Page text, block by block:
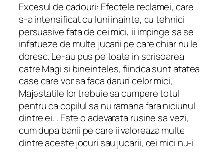
Excesul de cadouri: Efectele reclamei, care
s-a intensificat cu luni inainte, cu tehnici
persuasive fata de cei mici, ii impinge sa se
infatueze de multe jucarii pe care chiar nu le
doresc. Le-au pus pe toate in scrisoarea
catre Magi si bineinteles, fiindca sunt atatea
case care vor sa faca daruri celor mici,
Majestatile lor trebuie sa cumpere totul
pentru ca copilul sa nu ramana fara niciunul
dintre ei. . Este o adevarata rusine sa vezi,
cum dupa banii pe care ii valoreaza multe
dintre aceste jocuri sau jucarii, cei mici nu-i